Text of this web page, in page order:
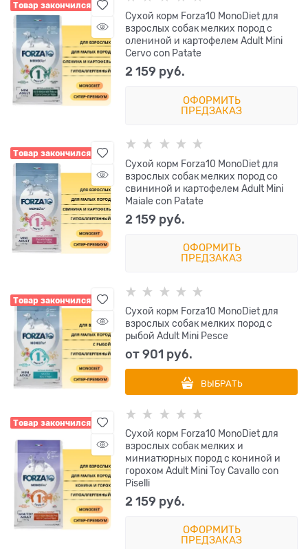
Товар закончился
Сухой корм Forza10 MonoDiet для
взрослых собак мелких пород с
олениной и картофелем Adult Mini
Cervo con Patate
2 159 руб.
ОФОРМИТЬ
ПРЕДЗАКАЗ
Товар закончился
Сухой корм Forza10 MonoDiet для
взрослых собак мелких пород со
свининой и картофелем Adult Mini
Maiale con Patate
2 159 руб.
ОФОРМИТЬ
ПРЕДЗАКАЗ
Товар закончился
Сухой корм Forza10 MonoDiet для
взрослых собак мелких пород с
рыбой Adult Mini Pesce
от901 руб.
ВЫБРАТЬ
Товар закончился
Сухой корм Forza10 MonoDiet для
взрослых собак мелких и
миниатюрных пород с кониной и
горохом Adult Mini Toy Cavallo con
Piselli
2 159 руб.
ОФОРМИТЬ
ПРЕДЗАКАЗ